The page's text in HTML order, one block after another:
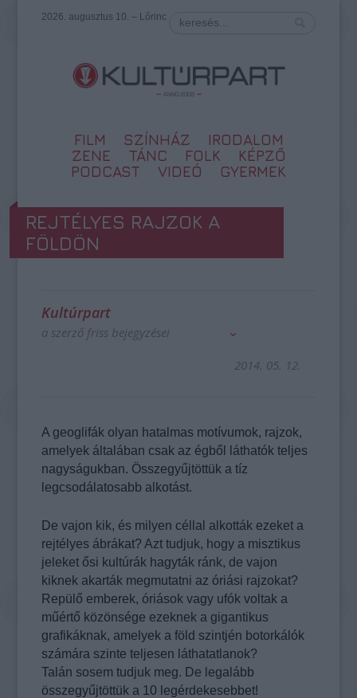
2026. augusztus 10. – Lőrinc
FILM SZÍNHÁZ
IRODALOM
ZENE
TÁNC FOLK
KÉPZŐ
PODCAST
VIDEÓ GYERMEK
REJTÉLYES RAJZOK A
FÖLDÖN
Kultúrpart
a szerző friss bejegyzései
2014. 05. 12.
A geoglifák olyan hatalmas motívumok, rajzok,
amelyek általában csak az égből láthatók teljes
nagyságukban. Összegyűjtöttük a tíz
legcsodálatosabb alkotást.
De vajon kik, és milyen céllal alkották ezeket a
rejtélyes ábrákat? Azt tudjuk, hogy a misztikus
jeleket ősi kultúrák hagyták ránk, de vajon
kiknek akarták megmutatni az óriási rajzokat?
Repülő emberek, óriások vagy ufók voltak a
műértő közönsége ezeknek a gigantikus
grafikáknak, amelyek a föld szintjén botorkálók
számára szinte teljesen láthatatlanok?
Talán sosem tudjuk meg. De legalább
összegyűjtöttük a 10 legérdekesebbet!